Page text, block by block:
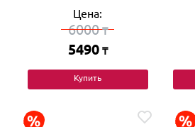
Цена:
6000₸
5490 ₸
Купить